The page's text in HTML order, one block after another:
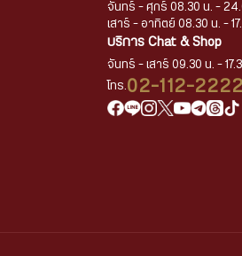
จันทร์ - ศุกร์ 08.30 น. -
เสาร์ - อาทิตย์ 08.30 น. -
บริการ Chat & Shop
จันทร์ - เสาร์ 09.30 น. -
โทร.02-112-2222